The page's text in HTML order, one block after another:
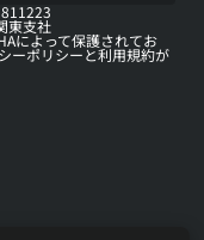
811223
東支社
によって保護されてお
ーポリシーと利用規約が